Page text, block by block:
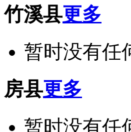
竹溪县更多
暂时没有任
房县更多
暂时没有任